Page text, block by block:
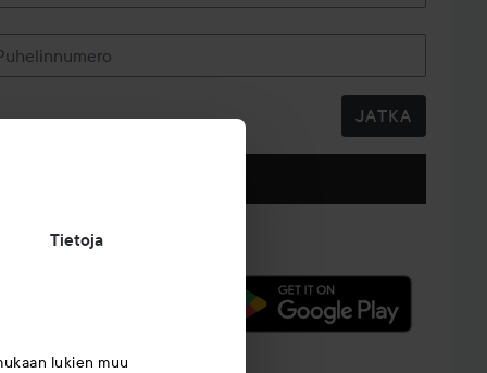
Tietoja
lukien muu
JATKA